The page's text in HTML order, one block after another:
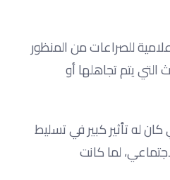
للصراعات من المنظور
يتم تجاهلها أو
له تأثير كبير في تسليط
لما كانت